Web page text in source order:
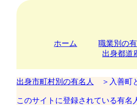
ホーム
職業別の
出身都道
出身市町村別の有名人 ＞入善町
このサイトに登録されている有名